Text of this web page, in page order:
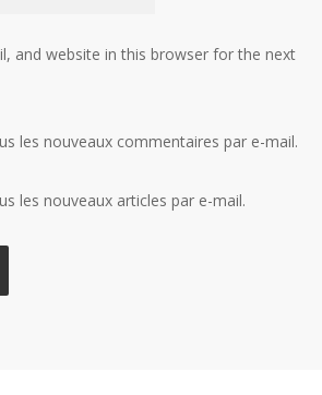
and website in this browser for the next
les nouveaux commentaires par e-mail.
les nouveaux articles par e-mail.